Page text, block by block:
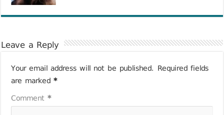
Leave a Reply
Your email address will not be published. Required fields
are marked*
Comment*